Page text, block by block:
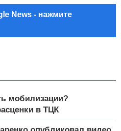
мобилизации?
в ТЦК
News - нажмите